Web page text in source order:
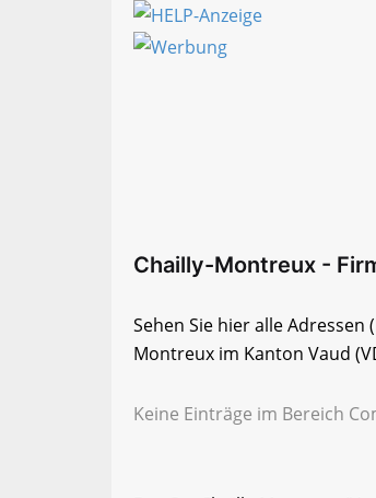
Chailly-Montreux -
Sehen Sie hier alle
Montreux im Kanton Vaud
Keine Einträge im Bereich